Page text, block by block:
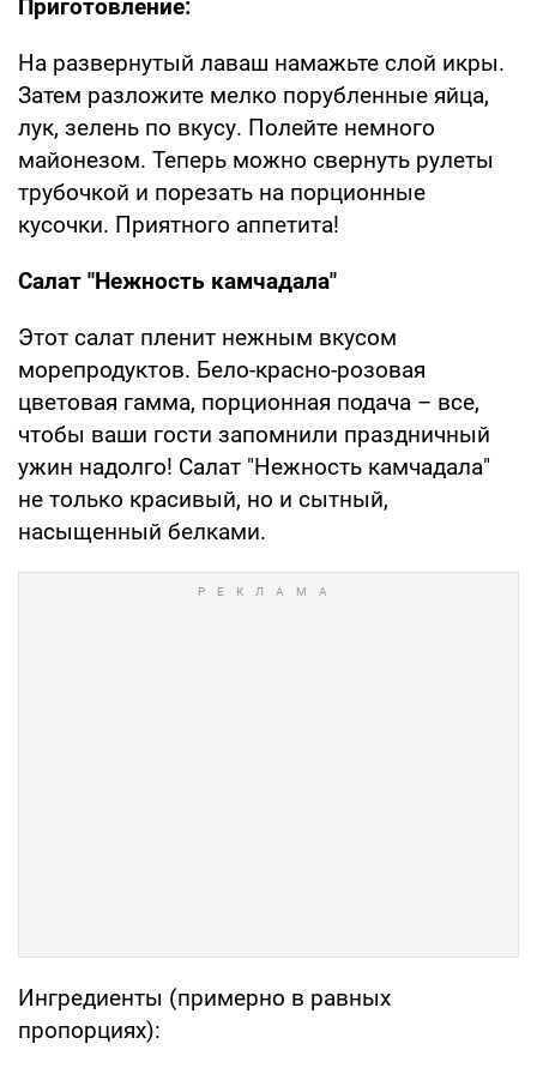
Приготовление:
На развернутый лаваш намажьте слой икры.
Затем разложите мелко порубленные яйца,
лук, зелень по вкусу. Полейте немного
майонезом. Теперь можно свернуть рулеты
трубочкой и порезать на порционные
кусочки. Приятного аппетита!
Салат "Нежность камчадала"
Этот салат пленит нежным вкусом
морепродуктов. Бело-красно-розовая
цветовая гамма, порционная подача – все,
чтобы ваши гости запомнили праздничный
ужин надолго! Салат "Нежность камчадала"
не только красивый, но и сытный,
насыщенный белками.
Ингредиенты (примерно в равных
пропорциях):